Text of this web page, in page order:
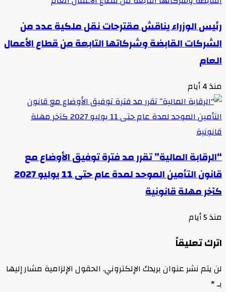
رئيس الوزراء يناقش مقترحات نقل ملكية عدد من
الشركات القابضة وشركاتها التابعة من قطاع الأعمال
العام
منذ 4 أيام
“الرقابة المالية” تقرر مد فترة توفيق الأوضاع مع
قانون التأمين الموحد لمدة عام حتى 11 يوليو 2027
كآخر مهلة قانونية
منذ 5 أيام
اترك تعليقاً
لن يتم نشر عنوان بريدك الإلكتروني. الحقول الإلزامية مشار إليها
بـ*